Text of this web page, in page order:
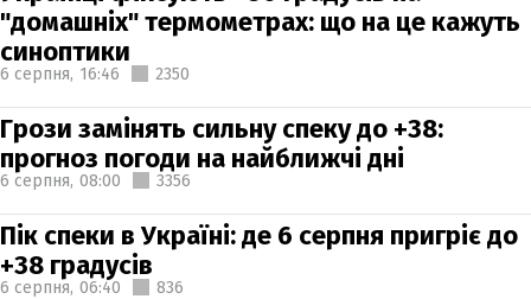
"домашніх" термометрах: що на це кажуть
синоптики
6 серпня, 16:46 2350
Грози замінять сильну спеку до +38:
прогноз погоди на найближчі дні
6 серпня, 08:00 3356
Пік спеки в Україні: де 6 серпня пригріє до
+38 градусів
6 серпня, 06:40 836